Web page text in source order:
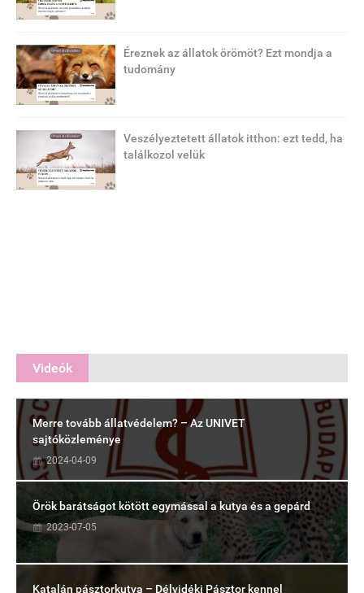
Éreznek az állatok örömöt? Ezt mondja a
tudomány
Veszélyeztetett állatok itthon: ezt tedd, ha
találkozol velük
Videók
Merre tovább állatvédelem? – Az UNIVET
sajtóközleménye
2024-04-09
Örök barátságot kötött egymással a kutya és a gepárd
2023-07-05
Katalán pásztorkutya – Délvidéki Pásztor kennel